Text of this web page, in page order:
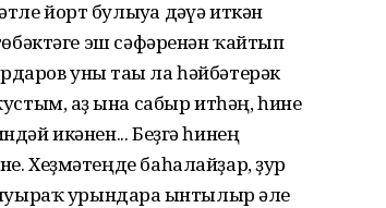
йорт булыуға дәғүә иткән
эш сәфәренән ҡайтып
уны тағы ла һәйбәтерәк
аҙ ғына сабыр итһәң, һине
икәнен... Беҙгә һинең
Хеҙмәтеңде баһалайҙар, ҙур
урындарға ынтылыр әле